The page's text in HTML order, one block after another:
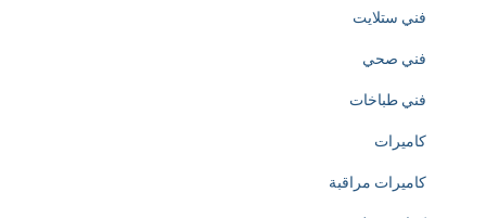
o
h
فني ستلايت
فني صحي
فني طباخات
كاميرات
كاميرات مراقبة